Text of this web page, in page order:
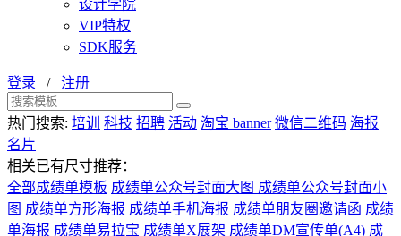
设计学院
VIP特权
SDK服务
登录 / 注册
热门搜索: 培训 科技 招聘 活动 淘宝 banner 微信二维码 海报
名片
相关已有尺寸推荐：
全部成绩单模板 成绩单公众号封面大图 成绩单公众号封面小
图 成绩单方形海报 成绩单手机海报 成绩单朋友圈邀请函 成绩
单海报 成绩单易拉宝 成绩单X展架 成绩单DM宣传单(A4) 成